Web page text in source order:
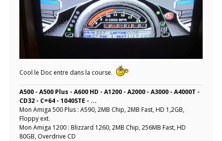
Cool le Doc entre dans la course.
A500 - A500 Plus - A600 HD - A1200 - A2000 - A3000 - A4000T -
CD32 - C=64 - 1040STE - ...
Mon Amiga 500 Plus : A590, 2MB Chip, 2MB Fast, HD 1,2GB,
Floppy ext.
Mon Amiga 1200 : Blizzard 1260, 2MB Chip, 256MB Fast, HD
80GB, Overdrive CD